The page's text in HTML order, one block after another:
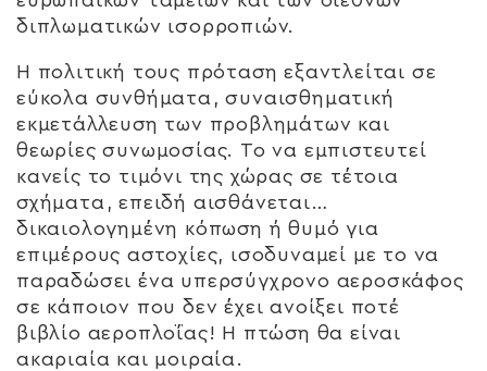
διπλωματικών ισορροπιών.
Η πολιτική τους πρόταση εξαντλείται σε
εύκολα συνθήματα, συναισθηματική
εκμετάλλευση των προβλημάτων και
θεωρίες συνωμοσίας. Το να εμπιστευτεί
κανείς το τιμόνι της χώρας σε τέτοια
σχήματα, επειδή αισθάνεται…
δικαιολογημένη κόπωση ή θυμό για
επιμέρους αστοχίες, ισοδυναμεί με το να
παραδώσει ένα υπερσύγχρονο αεροσκάφος
σε κάποιον που δεν έχει ανοίξει ποτέ
βιβλίο αεροπλοΐας! Η πτώση θα είναι
ακαριαία και μοιραία.